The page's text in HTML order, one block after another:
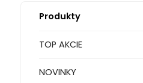
Produkty
TOP AKCIE
NOVINKY